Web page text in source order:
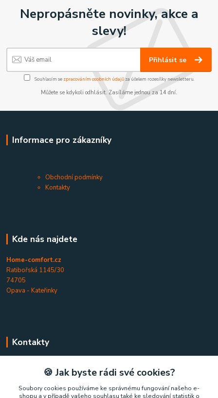
Nepropásněte novinky, akce a
slevy!
Přihlásit se
Souhlasím se zpracováním osobních údajůza účelem rozesílky newsletteru.
Můžete se kdykoli odhlásit. Zasíláme jednou za 14 dní.
Informace pro zákazníky
Obchodní podmínky
Kontakty
Kde nás najdete
Home-comfort.cz
Ratibořská 1145/30
74705
Opava - Kateřinky
Kontakty
+420 777 852 326
🍪 Jak byste rádi své cookies?
Soubory cookies používáme ke správnému fungování našeho e-
shopu a v případě vašeho souhlasu také ke sledování statistik o